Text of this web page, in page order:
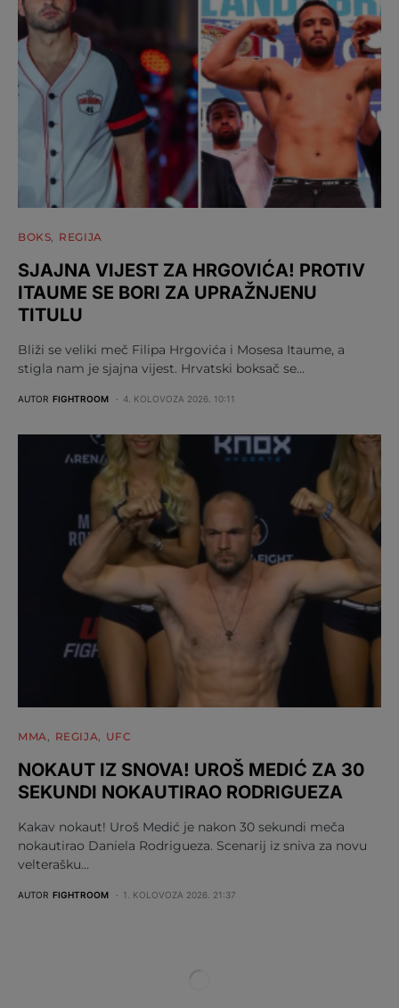
BOKS REGIJA
SJAJNA VIJEST ZA HRGOVIĆA! PROTIV
ITAUME SE BORI ZA UPRAŽNJENU
TITULU
Bliži se veliki meč Filipa Hrgovića i Mosesa Itaume, a
stigla nam je sjajna vijest. Hrvatski boksač se…
AUTOR FIGHTROOM 4. KOLOVOZA 2026. 10:11
MMA REGIJA UFC
NOKAUT IZ SNOVA! UROŠ MEDIĆ ZA 30
SEKUNDI NOKAUTIRAO RODRIGUEZA
Kakav nokaut! Uroš Medić je nakon 30 sekundi meča
nokautirao Daniela Rodrigueza. Scenarij iz sniva za novu
velterašku…
AUTOR FIGHTROOM 1. KOLOVOZA 2026. 21:37